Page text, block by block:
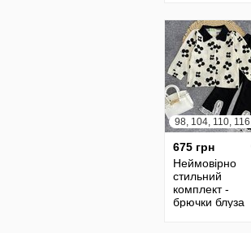
675 грн
Неймовірно
стильний
комплект -
брючки блуза